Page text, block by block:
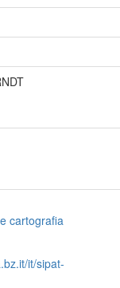
cartografia
it/sipat-